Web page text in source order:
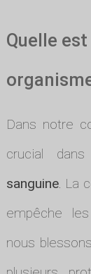
Quelle
Dans notre
crucial
sanguine. La
empêche
nous